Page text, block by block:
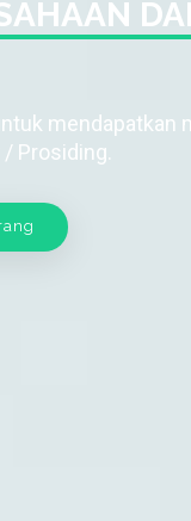
mendapatkan
Prosiding.